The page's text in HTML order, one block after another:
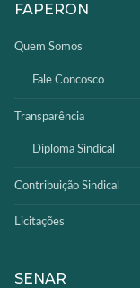
FAPERON
Quem Somos
Fale Concosco
Transparência
Diploma Sindical
Contribuição Sindical
Licitações
SENAR